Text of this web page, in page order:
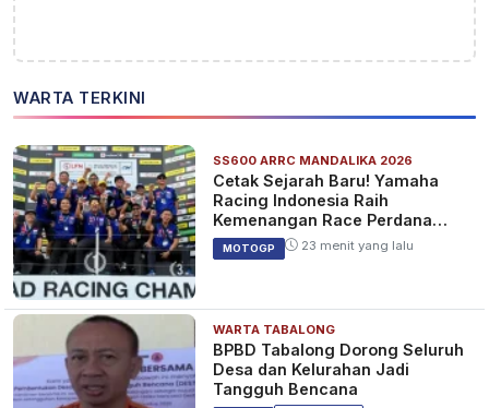
WARTA TERKINI
SS600 ARRC MANDALIKA 2026
Cetak Sejarah Baru! Yamaha
Racing Indonesia Raih
Kemenangan Race Perdana
SS600 ARRC
MOTOGP 23 menit yang lalu
WARTA TABALONG
BPBD Tabalong Dorong Seluruh
Desa dan Kelurahan Jadi
Tangguh Bencana